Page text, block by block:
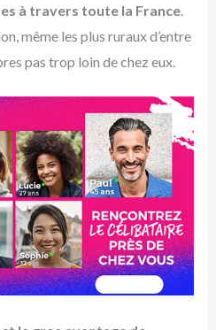
à travers toute la France.
même les plus ruraux d’entre
pas trop loin de chez eux.